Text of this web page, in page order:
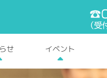
せ イベント